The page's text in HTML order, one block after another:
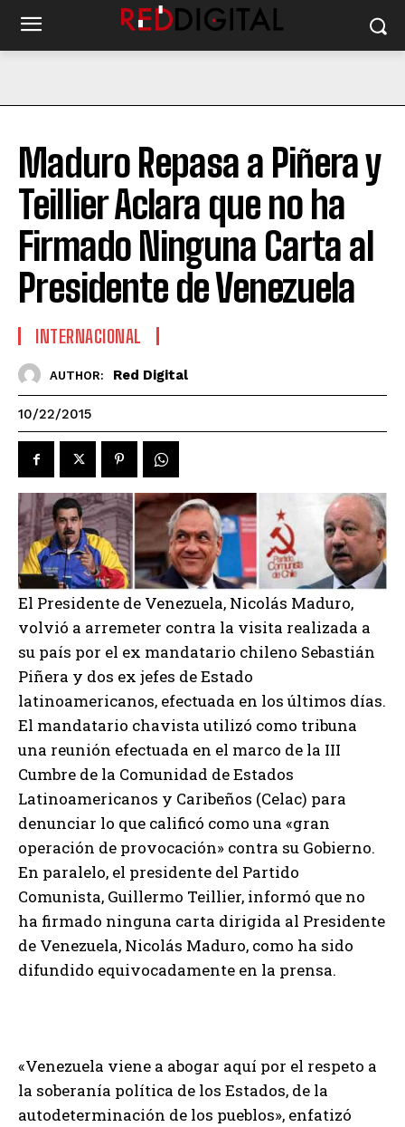
Maduro Repasa a Piñera y
Teillier Aclara que no ha
Firmado Ninguna Carta al
Presidente de Venezuela
INTERNACIONAL
AUTHOR: Red Digital
10/22/2015
El Presidente de Venezuela, Nicolás Maduro,
volvió a arremeter contra la visita realizada a
su país por el ex mandatario chileno Sebastián
Piñera y dos ex jefes de Estado
latinoamericanos, efectuada en los últimos días.
El mandatario chavista utilizó como tribuna
una reunión efectuada en el marco de la III
Cumbre de la Comunidad de Estados
Latinoamericanos y Caribeños (Celac) para
denunciar lo que calificó como una «gran
operación de provocación» contra su Gobierno.
En paralelo, el presidente del Partido
Comunista, Guillermo Teillier, informó que no
ha firmado ninguna carta dirigida al Presidente
de Venezuela, Nicolás Maduro, como ha sido
difundido equivocadamente en la prensa.
«Venezuela viene a abogar aquí por el respeto a
la soberanía política de los Estados, de la
autodeterminación de los pueblos», enfatizó